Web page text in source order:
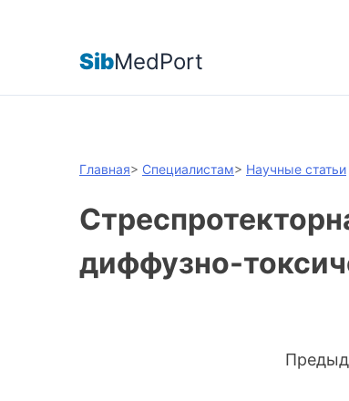
SibMedPort
Главная> Специалистам> Научные статьи
диффузно-